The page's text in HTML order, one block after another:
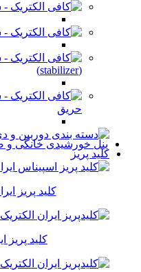
(stabilizer)
حریق
پنل خورشیدی خانگی و
کلید پریز
کلید پریز
کلید پریز